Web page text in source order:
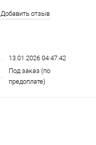
Добавить отзыв
13.01.2026 04:47:42
Под заказ (по
предоплате)